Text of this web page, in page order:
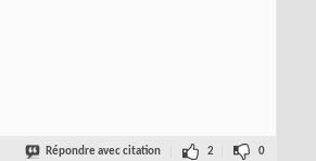
Répondre avec citation 2 0